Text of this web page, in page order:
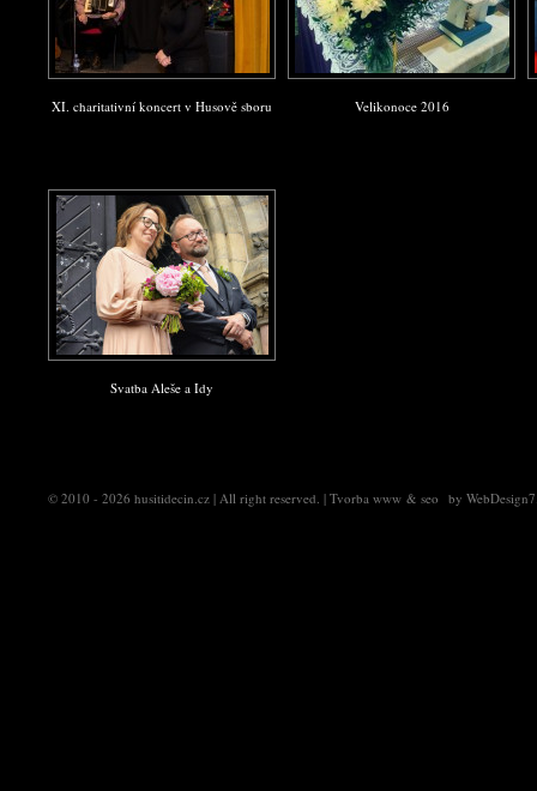
XI. charitativní koncert v Husově sboru Velikonoce 2016
Svatba Aleše a Idy
© 2010 - 2026 husitidecin.cz | All right reserved. | Tvorba www & seo by